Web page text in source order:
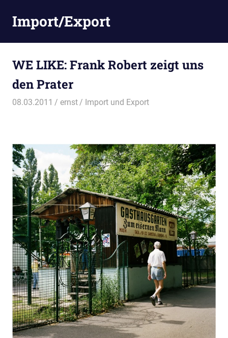
InhaltImport/Export
WE LIKE: Frank Robert zeigt uns
den Prater
08.03.2011 ernst Import und Export